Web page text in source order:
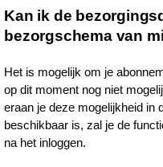
Kan ik de
bezorgschema van
Het is mogelijk om je
op dit moment nog niet
eraan je deze mogelijkheid in
beschikbaar is, zal je de
na het inloggen.